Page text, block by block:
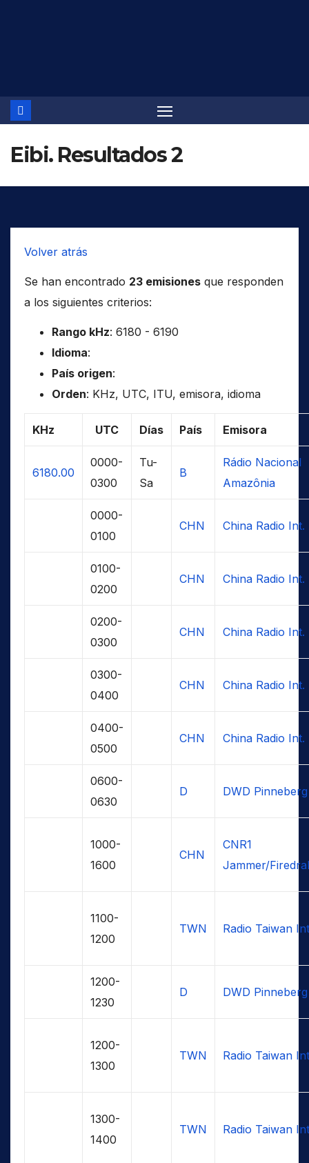
Eibi. Resultados 2
Volver atrás
Se han encontrado 23 emisiones que responden
a los siguientes criterios:
Rango kHz: 6180 - 6190
Idioma:
País origen:
Orden: KHz, UTC, ITU, emisora, idioma
KHz UTC Días País Emisora
6180.00
0000-
0300
Tu-
Sa
B
Rádio Nacional
Amazônia
0000-
0100
CHN China Radio Int.
0100-
0200
CHN China Radio Int.
0200-
0300
CHN China Radio Int.
0300-
0400
CHN China Radio Int.
0400-
0500
CHN China Radio Int.
0600-
0630
D DWD Pinneberg
1000-
1600
CHN
CNR1
Jammer/
1100-
1200
TWN Radio Taiwan
1200-
1230
D DWD Pinneberg
1200-
1300
TWN Radio Taiwan
1300-
1400
TWN Radio Taiwan